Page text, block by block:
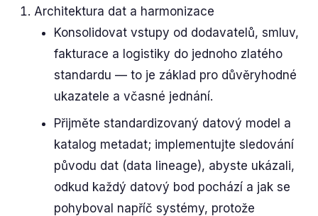
Architektura dat a harmonizace
Konsolidovat vstupy od dodavatelů, smluv,
fakturace a logistiky do jednoho zlatého
standardu — to je základ pro důvěryhodné
ukazatele a včasné jednání.
Přijměte standardizovaný datový model a
katalog metadat; implementujte sledování
původu dat (data lineage), abyste ukázali,
odkud každý datový bod pochází a jak se
pohyboval napříč systémy, protože